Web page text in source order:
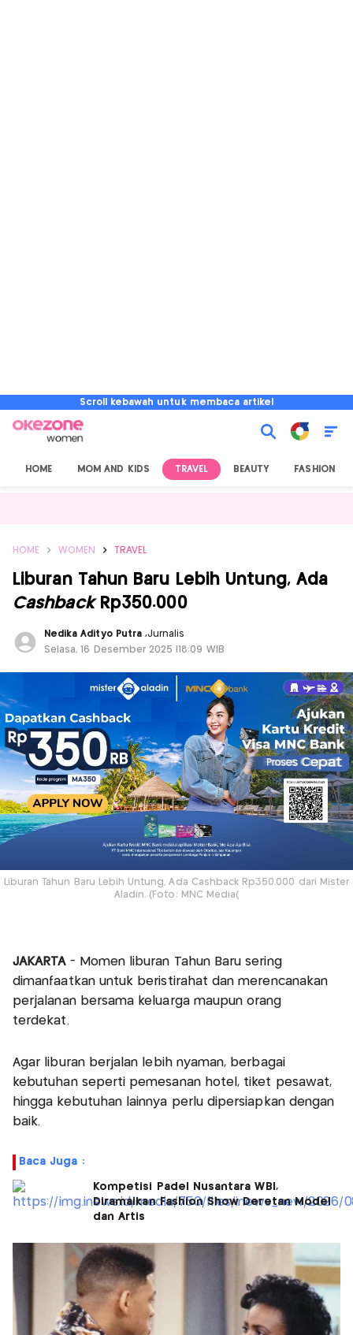
Scroll kebawah untuk membaca artikel
HOME MOM AND KIDS TRAVEL BEAUTY FASHION
HOME WOMEN TRAVEL
Liburan Tahun Baru Lebih Untung, Ada
CashbackRp350.000
Nedika Adityo Putra ,Jurnalis
Selasa, 16 Desember 2025 |18:09 WIB
Liburan Tahun Baru Lebih Untung, Ada Cashback Rp350.000 dari Mister
Aladin. (Foto: MNC Media(
JAKARTA- Momen liburan Tahun Baru sering
dimanfaatkan untuk beristirahat dan merencanakan
perjalanan bersama keluarga maupun orang
terdekat.
Agar liburan berjalan lebih nyaman, berbagai
kebutuhan seperti pemesanan hotel, tiket pesawat,
hingga kebutuhan lainnya perlu dipersiapkan dengan
baik.
Baca Juga :
Kompetisi Padel Nusantara WBI,
Diramaikan Fashion Show Deretan Model
dan Artis